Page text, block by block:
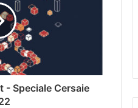
- Speciale Cersaie